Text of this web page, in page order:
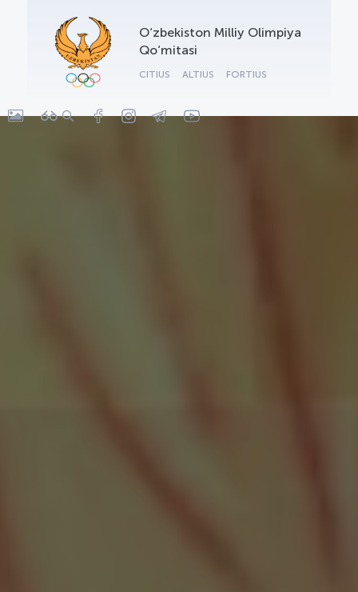
O‘zbekiston Milliy Olimpiya
Qo‘mitasi
CITIUS ALTIUS FORTIUS
OLYMPCHIK AI - yordamchi
Onlayn · olympic.uz